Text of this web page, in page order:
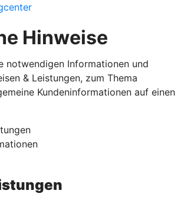
Hinweise
notwendigen Informationen und
& Leistungen, zum Thema
Kundeninformationen auf einen